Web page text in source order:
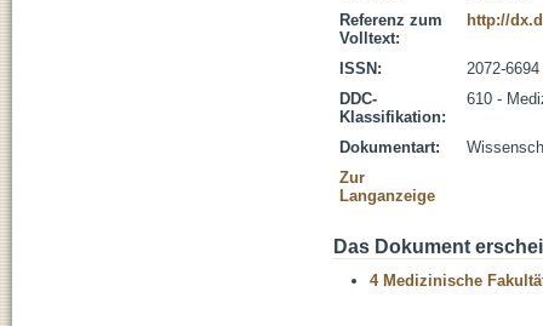
Referenz zum
Volltext:
http://
ISSN:
2072-6694
DDC-
Klassifikation:
610 -
Dokumentart:
Zur
Langanzeige
Das Dokument
4 Medizinische